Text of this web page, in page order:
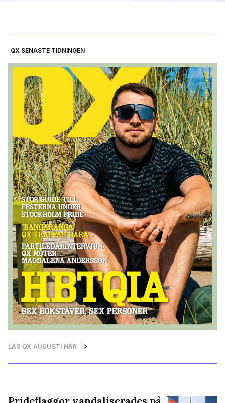
QX SENASTE TIDNINGEN
LÄS QX AUGUSTI HÄR